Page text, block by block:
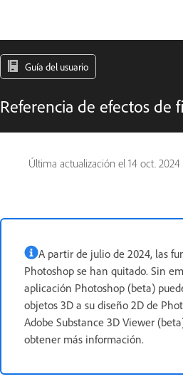
Guía del usuario
Referencia de efectos de
Última actualización el 14 oct. 2024
A partir de julio de 2024, las
Photoshop se han quitado. Sin
aplicación Photoshop (beta)
objetos 3D a su diseño 2D de
Adobe Substance 3D Viewer
obtener más información.